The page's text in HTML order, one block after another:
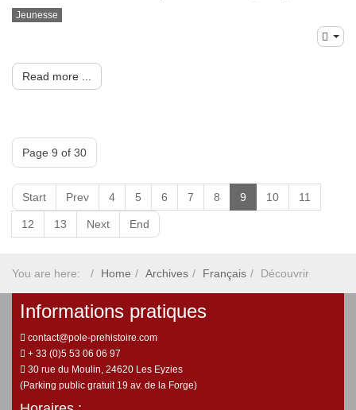
Jeunesse
Read more ...
Page 9 of 30
Start Prev 4 5 6 7 8 9 10 11
12 13 Next End
You are here: Home Archives Français Découvrir
Informations pratiques
contact@pole-prehistoire.com
+ 33 (0)5 53 06 06 97
30 rue du Moulin, 24620 Les Eyzies
(Parking public gratuit 19 av. de la Forge)